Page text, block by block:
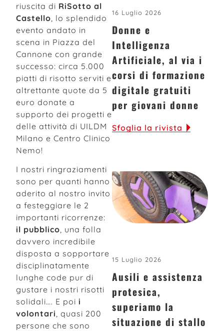
riuscita di RiSotto al
Castello , lo splendido
evento andato in
scena in Piazza del
Cannone con grande
successo: circa 5.000
piatti di risotto serviti e
altrettante quote da 5
euro donate a
supporto dei progetti e
delle attività di UILDM
Milano e Centro Clinico
Nemo!
I nostri ringraziamenti
sono per quanti hanno
aderito al nostro invito
a festeggiare le 2
importanti ricorrenze:
il pubblico, una folla
davvero incredibile
disposta a sopportare
disciplinatamente
lunghe code pur di
gustare i nostri risotti
solidali…. E poi i
volontari, quasi 200
persone che sono
16 Luglio 2026
Donne e
Intelligenza
Artificiale, al via i
corsi di formazione
digitale gratuiti
per giovani donne
Sfoglia la rivista
15 Luglio 2026
Ausili e assistenza
protesica,
superiamo la
situazione di stallo